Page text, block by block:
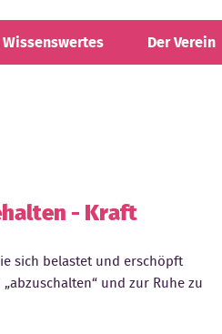
Wissenswertes Der Verein
- Kraft
sich belastet und erschöpft
und zur Ruhe zu